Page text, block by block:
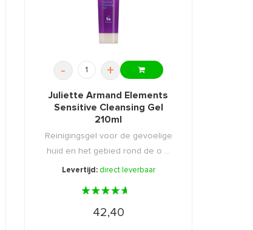
- +
Juliette Armand Elements
Sensitive Cleansing Gel
210ml
Reinigingsgel voor de gevoelige
huid en het gebied rond de o ...
Levertijd: direct leverbaar
42,40